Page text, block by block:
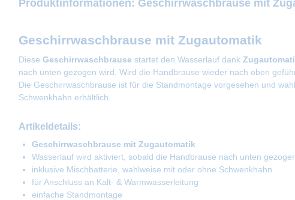
Produktinformationen: Geschirrwaschbrause mit
Geschirrwaschbrause mit Zugautomatik
Diese Geschirrwaschbrause startet den Wasserlauf dank
nach unten gezogen wird. Wird die Handbrause wieder nach oben
Die Geschirrwaschbrause ist für die Standmontage vorgesehen und
Schwenkhahn erhältlich.
Artikeldetails:
Geschirrwaschbrause mit Zugautomatik
Wasserlauf wird aktiviert, sobald die Handbrause nach unten
inklusive Mischbatterie, wahlweise mit oder ohne Schwenkhahn
für Anschluss an Kalt- & Warmwasserleitung
einfache Standmontage